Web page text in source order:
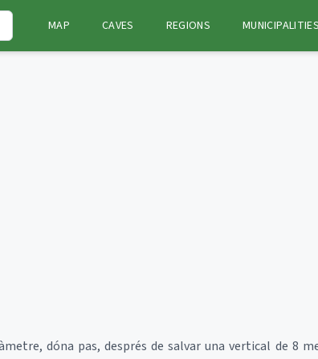
MAP CAVES REGIONS MUNICIPALITIES
dóna pas, després de salvar una vertical de 8